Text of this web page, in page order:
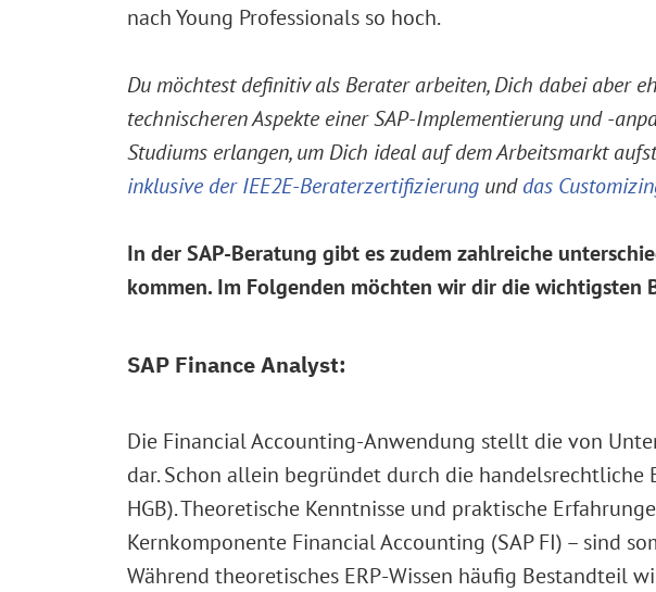
nach Young Professionals so hoch.
Du möchtest definitiv als Berater arbeiten, Dich dabei aber
technischeren Aspekte einer SAP-Implementierung und -
Studiums erlangen, um Dich ideal auf dem Arbeitsmarkt
inklusive der IEE2E-Beraterzertifizierung unddas
In der SAP-Beratung gibt es zudem zahlreiche
kommen. Im Folgenden möchten wir dir die wichtigsten
SAP Finance Analyst:
Die Financial Accounting-Anwendung stellt die von
dar. Schon allein begründet durch die
HGB). Theoretische Kenntnisse und praktische
Kernkomponente Financial Accounting (SAP FI) – sind
Während theoretisches ERP-Wissen häufig Bestandteil